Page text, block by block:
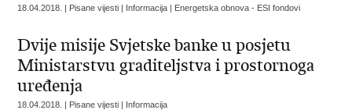
18.04.2018. | Pisane vijesti | Informacija | Energetska obnova - ESI fondovi
Dvije misije Svjetske banke u posjetu
Ministarstvu graditeljstva i prostornoga
uređenja
18.04.2018. | Pisane vijesti | Informacija